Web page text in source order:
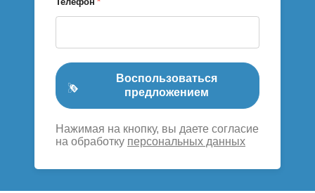
Воспользоваться
предложением
Нажимая на кнопку, вы даете согласие
на обработку персональных данных